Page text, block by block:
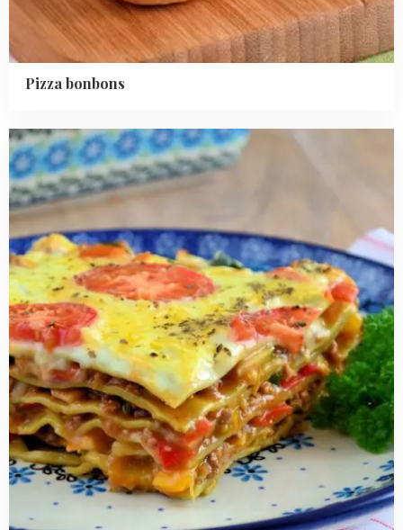
Pizza bonbons
Read
more
about
Honig
groente
lasagne